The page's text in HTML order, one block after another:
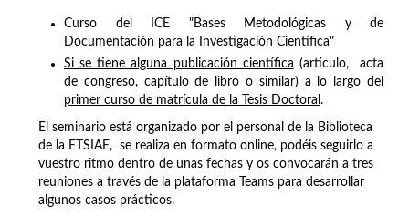
Curso del ICE "Bases Metodológicas y de
Documentación para la Investigación Científica"
Si se tiene alguna publicación científica (artículo, acta
de congreso, capítulo de libro o similar) a lo largo del
primer curso de matrícula de la Tesis Doctoral .
El seminario está organizado por el personal de la Biblioteca
de la ETSIAE, se realiza en formato online, podéis seguirlo a
vuestro ritmo dentro de unas fechas y os convocarán a tres
reuniones a través de la plataforma Teams para desarrollar
algunos casos prácticos.